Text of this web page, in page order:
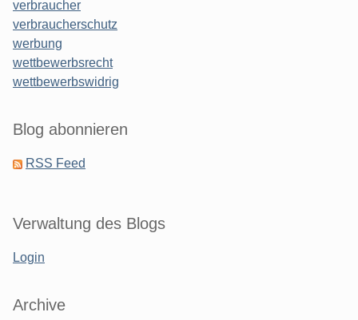
verbraucher
verbraucherschutz
werbung
wettbewerbsrecht
wettbewerbswidrig
Blog abonnieren
RSS Feed
Verwaltung des Blogs
Login
Archive